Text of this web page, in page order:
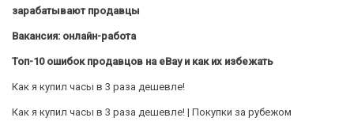
зарабатывают продавцы
Вакансия: онлайн-работа
Топ-10 ошибок продавцов на eBay и как их избежать
Как я купил часы в 3 раза дешевле!
Как я купил часы в 3 раза дешевле! | Покупки за рубежом